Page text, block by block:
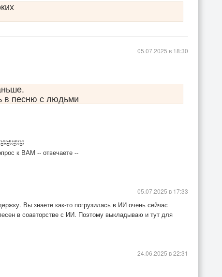
в песню с людьми
к ВАМ -- отвечаете --
05.07.2025 в 18:30
Вы знаете как-то погрузилась в ИИ очень сейчас
в соавторстве с ИИ. Поэтому выкладываю и тут для
05.07.2025 в 17:33
24.06.2025 в 22:31